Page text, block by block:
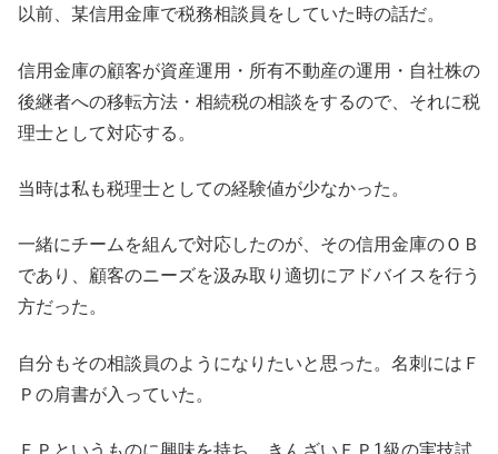
以前、某信用金庫で税務相談員をしていた時の話だ。
信用金庫の顧客が資産運用・所有不動産の運用・自社株の
後継者への移転方法・相続税の相談をするので、それに税
理士として対応する。
当時は私も税理士としての経験値が少なかった。
一緒にチームを組んで対応したのが、その信用金庫のＯＢ
であり、顧客のニーズを汲み取り適切にアドバイスを行う
方だった。
自分もその相談員のようになりたいと思った。名刺にはＦ
Ｐの肩書が入っていた。
ＦＰというものに興味を持ち、きんざいＦＰ1級の実技試